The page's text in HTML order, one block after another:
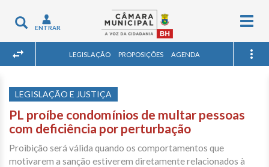
Toggle
navigation
ENTRAR
LEGISLAÇÃO PROPOSIÇÕES AGENDA
LEGISLAÇÃO E JUSTIÇA
PL proíbe condomínios de multar pessoas
com deficiência por perturbação
Proibição será válida quando os comportamentos que
motivarem a sanção estiverem diretamente relacionados à